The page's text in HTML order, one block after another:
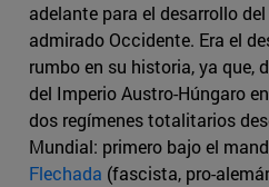
adelante para el desarrollo
admirado Occidente. Era el
rumbo en su historia, ya que,
del Imperio Austro-Húngaro
dos regímenes totalitarios
Mundial: primero bajo el
Flechada (fascista, pro-